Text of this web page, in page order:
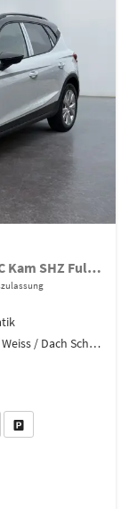
FR 1.5 TSI DSG Mo26 ACC 2Zokl 2xPDC Kam SHZ Full Link
Nevada Weiss / Dach Schwarz
anDatei, Fahrzeugexposé